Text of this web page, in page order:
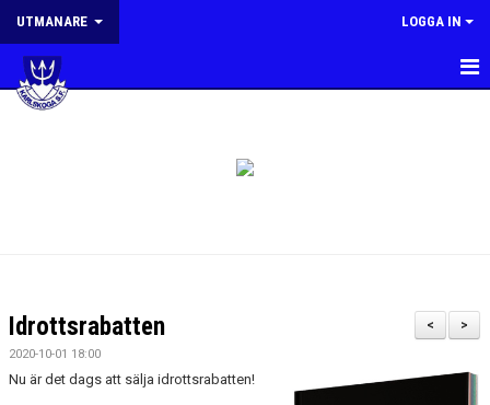
UTMANARE LOGGA IN
HEM
>
<
Idrottsrabatten
2020-10-01 18:00
Nu är det dags att sälja idrottsrabatten!